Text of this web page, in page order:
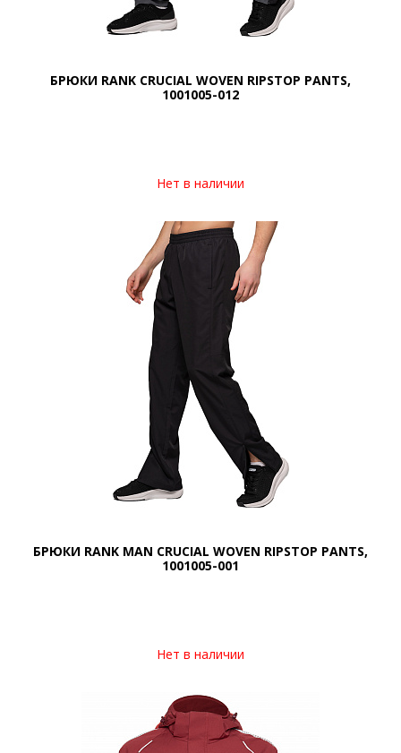
БРЮКИ RANK CRUCIAL WOVEN RIPSTOP PANTS,
1001005-012
Нет в наличии
БРЮКИ RANK MAN CRUCIAL WOVEN RIPSTOP PANTS,
1001005-001
Нет в наличии